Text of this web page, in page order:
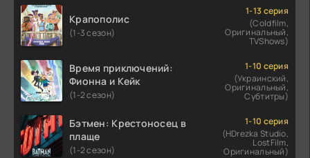
Крапополис
(1-3 сезон)
1-13 серия
(Coldfilm,
Оригинальный,
TVShows)
Время приключений:
Фионна и Кейк
(1-2 сезон)
1-10 серия
(Украинский,
Оригинальный,
Субтитры)
Бэтмен: Крестоносец в
плаще
(1-2 сезон)
1-10 серия
(HDrezka Studio,
LostFilm,
Оригинальный)